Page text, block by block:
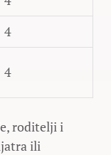
4
4
roditelji i
ili